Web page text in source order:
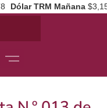
Dólar TRM Mañana